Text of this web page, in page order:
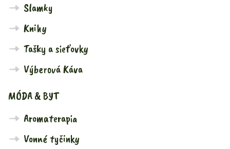
Slamky
Knihy
Tašky a sieťovky
Výberová Káva
MÓDA & BYT
Aromaterapia
Vonné tyčinky